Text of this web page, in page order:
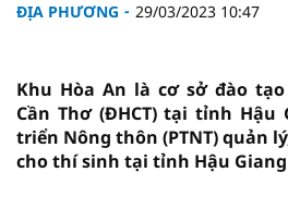
ĐỊA PHƯƠNG 29/03/2023 10:47
Khu Hòa An là cơ sở đào
Cần Thơ (ĐHCT) tại tỉnh Hậu
triển Nông thôn (PTNT) quản
cho thí sinh tại tỉnh Hậu